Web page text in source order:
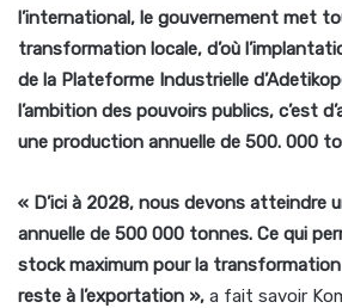
l’international, le gouvernement met
transformation locale, d’où
de la Plateforme Industrielle
l’ambition des pouvoirs publics, c’est
une production annuelle de 500. 000
« D’ici à 2028, nous devons atteindre
annuelle de 500 000 tonnes. Ce qui
stock maximum pour la
reste à l’exportation », a fait savoir